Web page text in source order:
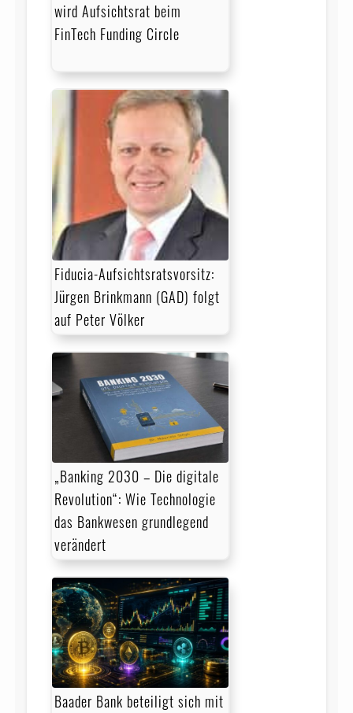
wird Aufsichtsrat beim
FinTech Funding Circle
Fiducia-Aufsichtsratsvorsitz:
Jürgen Brinkmann (GAD) folgt
auf Peter Völker
„Banking 2030 – Die digitale
Revolution“: Wie Technologie
das Bankwesen grundlegend
verändert
Baader Bank beteiligt sich mit